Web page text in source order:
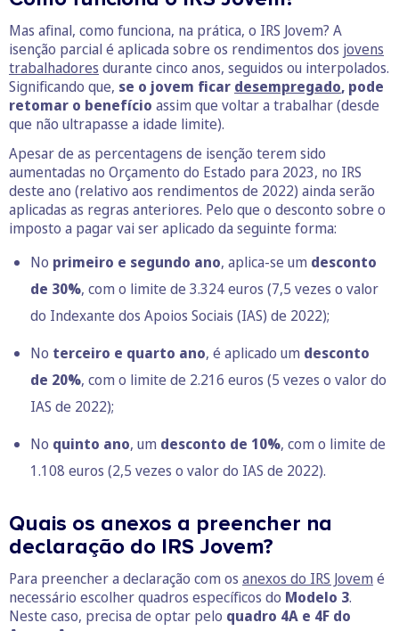
Mas afinal, como funciona, na prática, o IRS Jovem? A
isenção parcial é aplicada sobre os rendimentos dos jovens
trabalhadores durante cinco anos, seguidos ou interpolados.
Significando que, se o jovem ficar desempregado, pode
retomar o benefício assim que voltar a trabalhar (desde
que não ultrapasse a idade limite).
Apesar de as percentagens de isenção terem sido
aumentadas no Orçamento do Estado para 2023, no IRS
deste ano (relativo aos rendimentos de 2022) ainda serão
aplicadas as regras anteriores. Pelo que o desconto sobre o
imposto a pagar vai ser aplicado da seguinte forma:
No primeiro e segundo ano, aplica-se um desconto
de 30%, com o limite de 3.324 euros (7,5 vezes o valor
do Indexante dos Apoios Sociais (IAS) de 2022);
No terceiro e quarto ano, é aplicado um desconto
de 20%, com o limite de 2.216 euros (5 vezes o valor do
IAS de 2022);
No quinto ano, um desconto de 10%, com o limite de
1.108 euros (2,5 vezes o valor do IAS de 2022).
Quais os anexos a preencher na
declaração do IRS Jovem?
Para preencher a declaração com os anexos do IRS Jovem é
necessário escolher quadros específicos do Modelo 3.
Neste caso, precisa de optar pelo quadro 4A e 4F do